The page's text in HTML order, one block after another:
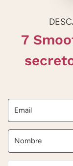
7